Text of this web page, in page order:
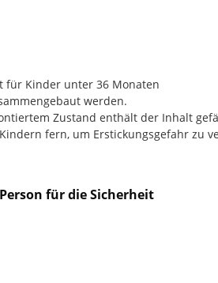
für Kinder unter 36 Monaten
werden.
Zustand enthält der Inhalt
fern, um Erstickungsgefahr zu
für die Sicherheit